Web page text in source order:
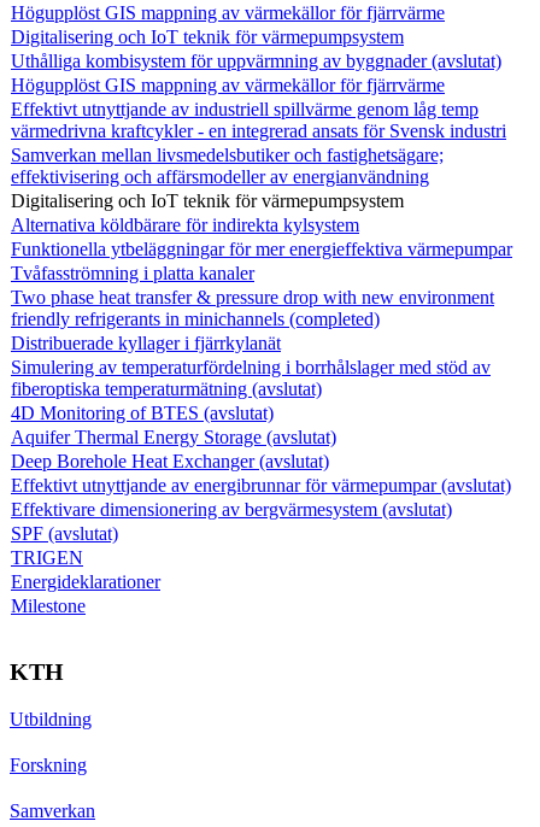
Högupplöst GIS mappning av värmekällor för fjärrvärme
Digitalisering och IoT teknik för värmepumpsystem
Uthålliga kombisystem för uppvärmning av byggnader (avslutat)
Högupplöst GIS mappning av värmekällor för fjärrvärme
Effektivt utnyttjande av industriell spillvärme genom låg temp
värmedrivna kraftcykler - en integrerad ansats för Svensk industri
Samverkan mellan livsmedelsbutiker och fastighetsägare;
effektivisering och affärsmodeller av energianvändning
Digitalisering och IoT teknik för värmepumpsystem
Alternativa köldbärare för indirekta kylsystem
Funktionella ytbeläggningar för mer energieffektiva värmepumpar
Tvåfasströmning i platta kanaler
Two phase heat transfer & pressure drop with new environment
friendly refrigerants in minichannels (completed)
Distribuerade kyllager i fjärrkylanät
Simulering av temperaturfördelning i borrhålslager med stöd av
fiberoptiska temperaturmätning (avslutat)
4D Monitoring of BTES (avslutat)
Aquifer Thermal Energy Storage (avslutat)
Deep Borehole Heat Exchanger (avslutat)
Effektivt utnyttjande av energibrunnar för värmepumpar (avslutat)
Effektivare dimensionering av bergvärmesystem (avslutat)
SPF (avslutat)
TRIGEN
Energideklarationer
Milestone
KTH
Utbildning
Forskning
Samverkan